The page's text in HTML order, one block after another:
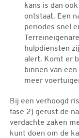
kans is dan
ontstaat. Een
periodes snel
hulpdiensten
alert. Komt er
binnen van
meer
Bij een verhoogd
fase 2) gerust de
verdachte zaken
kunt doen om de